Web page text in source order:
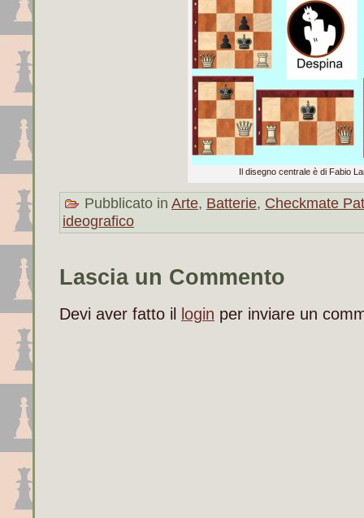
Il disegno centrale è di Fabio
Pubblicato in Arte, Batterie, Checkmate
ideografico
Lascia un Commento
Devi aver fatto il login per inviare un